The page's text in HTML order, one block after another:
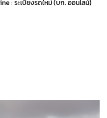
: ระเบียงรถใหม่ (บก. ออนไลน์)